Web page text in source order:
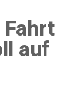
Fahrt
auf